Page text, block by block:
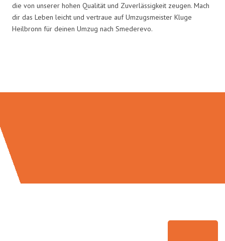
die von unserer hohen Qualität und Zuverlässigkeit zeugen. Mach
dir das Leben leicht und vertraue auf Umzugsmeister Kluge
Heilbronn für deinen Umzug nach Smederevo.